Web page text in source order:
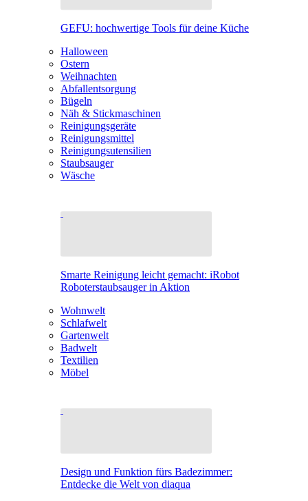
GEFU: hochwertige Tools für deine Küche
Halloween
Ostern
Weihnachten
Abfallentsorgung
Bügeln
Näh & Stickmaschinen
Reinigungsgeräte
Reinigungsmittel
Reinigungsutensilien
Staubsauger
Wäsche
Smarte Reinigung leicht gemacht: iRobot
Roboterstaubsauger in Aktion
Wohnwelt
Schlafwelt
Gartenwelt
Badwelt
Textilien
Möbel
Design und Funktion fürs Badezimmer:
Entdecke die Welt von diaqua